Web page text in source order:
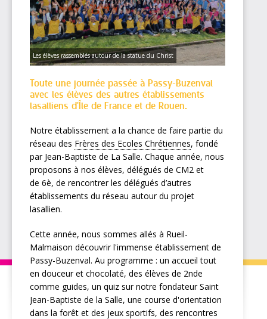
Les élèves rassemblés autour de la statue du Christ
Toute une journée passée à Passy-Buzenval
avec les élèves des autres établissements
lasalliens d'Île de France et de Rouen.
Notre établissement a la chance de faire partie du
réseau des Frères des Ecoles Chrétiennes, fondé
par Jean-Baptiste de La Salle. Chaque année, nous
proposons à nos élèves, délégués de CM2 et
de 6è, de rencontrer les délégués d’autres
établissements du réseau autour du projet
lasallien.
Cette année, nous sommes allés à Rueil-
Malmaison découvrir l'immense établissement de
Passy-Buzenval. Au programme : un accueil tout
en douceur et chocolaté, des élèves de 2nde
comme guides, un quiz sur notre fondateur Saint
Jean-Baptiste de la Salle, une course d'orientation
dans la forêt et des jeux sportifs, des rencontres